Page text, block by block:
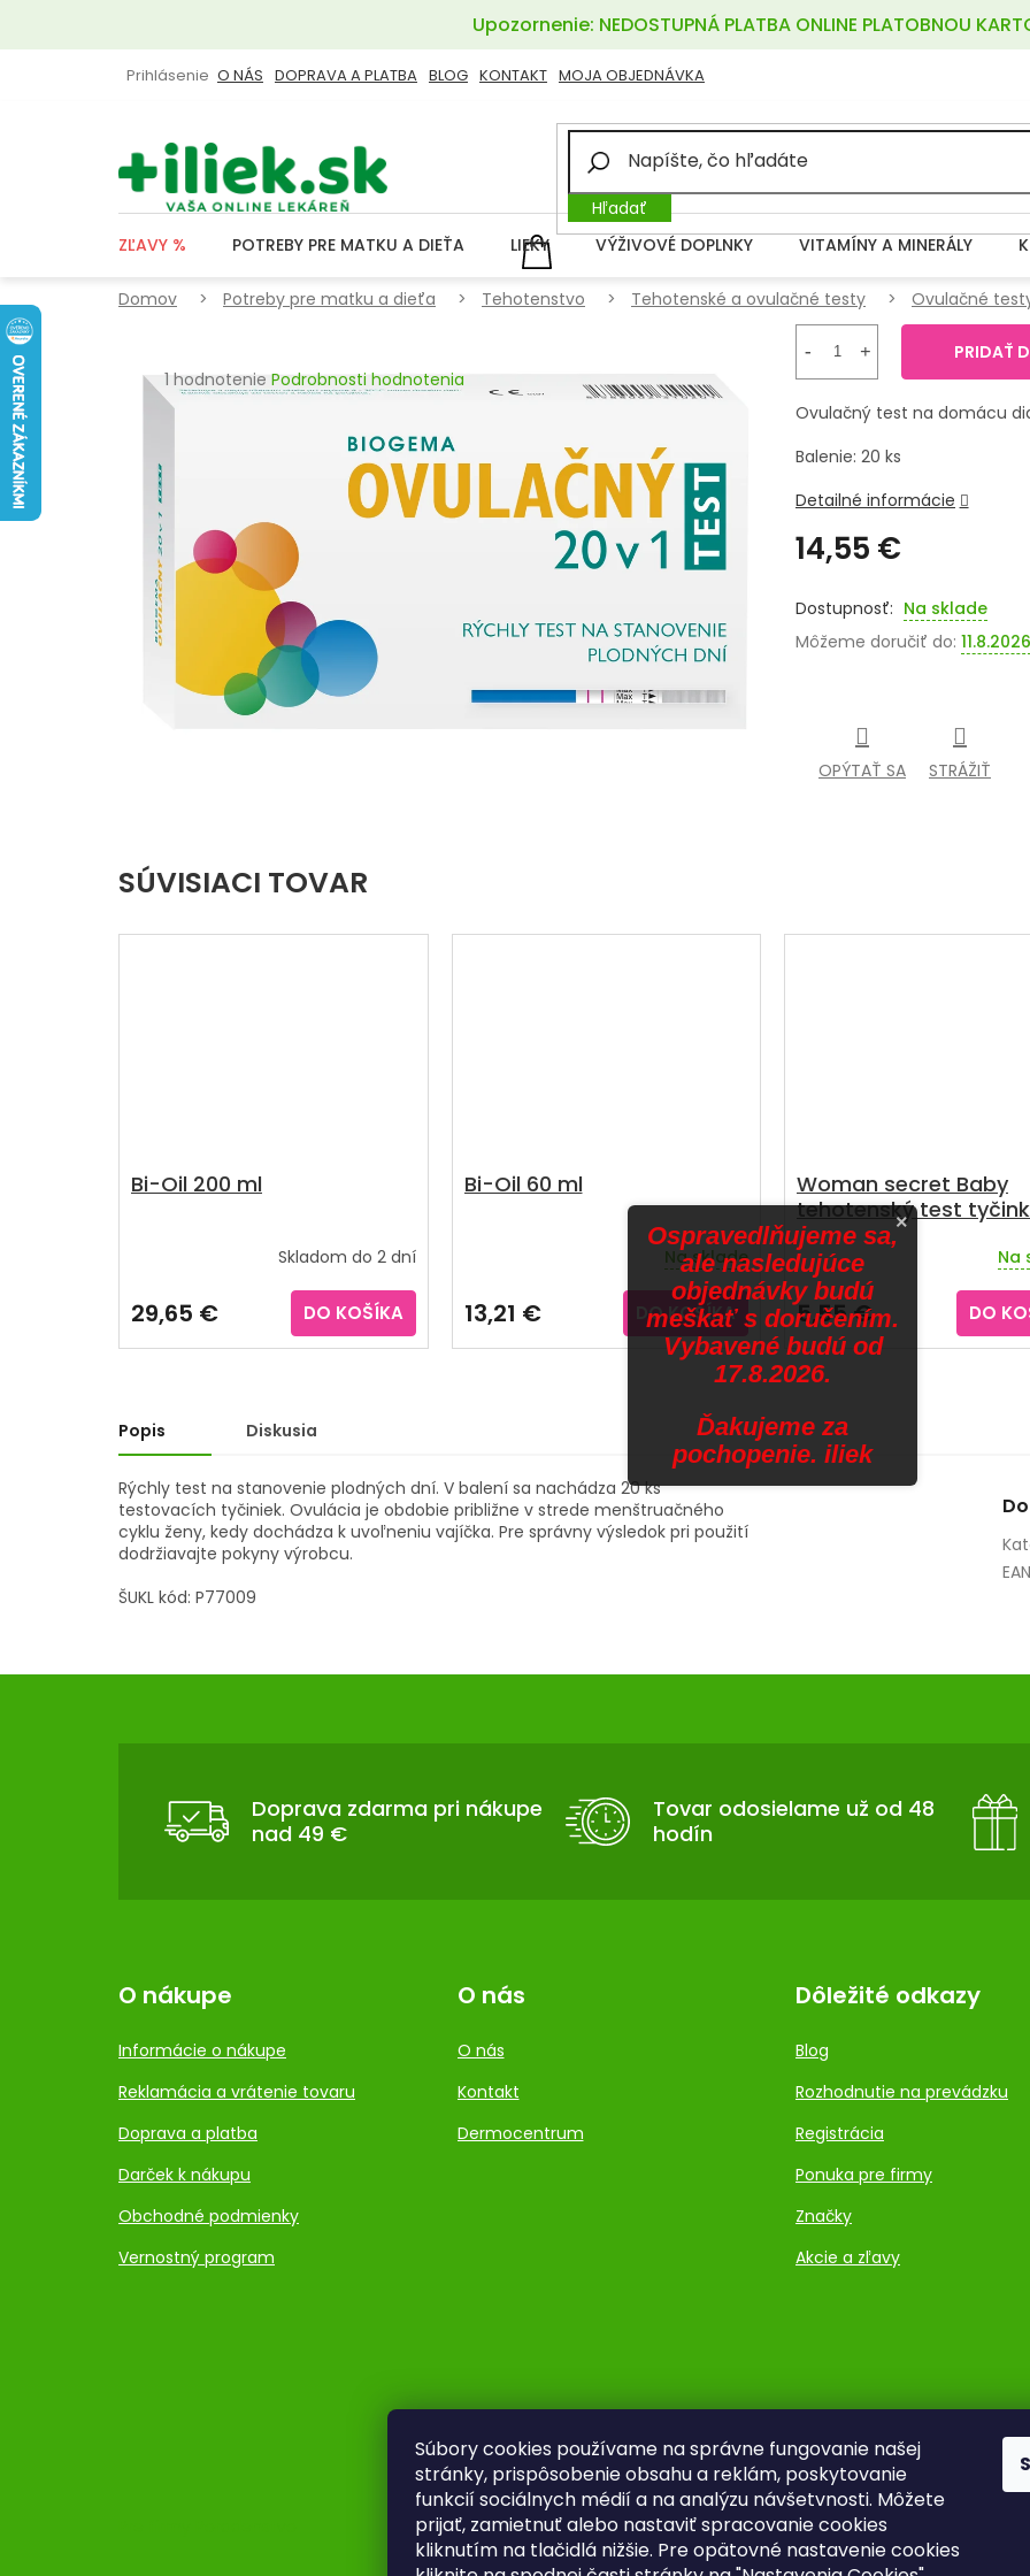
Súbory cookies používame na správne fungovanie našej
stránky, prispôsobenie obsahu a reklám, poskytovanie
funkcií sociálnych médií a na analýzu návšetvnosti. Môžete
prijať, zamietnuť alebo nastaviť spracovanie cookies
kliknutím na tlačidlá nižšie. Pre opätovné nastavenie cookies
obsah
Upozornenie: NEDOSTUPNÁ PLATBA ONLINE PLATOBNOU
O NÁS DOPRAVA A PLATBA BLOG KONTAKT MOJA OBJEDNÁVKA
Prihlásenie
Hľadať
NÁKUPNÝ
KOŠÍK
ZĽAVY % POTREBY PRE MATKU A DIEŤA LIEKY VÝŽIVOVÉ DOPLNKY VITAMÍNY A MINERÁLY
Domov Potreby pre matku a dieťa Tehotenstvo Tehotenské a ovulačné testy Ovulačné
Priemerné
hodnotenie
hviezdičiek.
1 hodnotenie Podrobnosti hodnotenia
14,55 €
cena:
Na sklade
Môžeme doručiť do: 11.8.2026
PRIDAŤ
Ovulačný test na domácu
Balenie: 20 ks
Detailné informácie
OPÝTAŤ SA STRÁŽIŤ
SÚVISIACI TOVAR
Bi-Oil 200 ml
Skladom do 2 dní
29,65 € DO KOŠÍKA
Bi-Oil 60 ml
Na sklade
13,21 € DO KOŠÍKA
Woman secret Baby
tehotenský test
2 ks
Na
5,55 € DO
Popis Diskusia
Rýchly test na stanovenie plodných dní. V balení sa nachádza 20 ks
testovacích tyčiniek. Ovulácia je obdobie približne v strede menštruačného
cyklu ženy, kedy dochádza k uvoľneniu vajíčka. Pre správny výsledok pri použití
dodržiavajte pokyny výrobcu.
ŠUKL kód: P77009
EAN
Doprava zdarma pri nákupe
nad 49 €
Tovar odosielame už od 48
hodín
O nákupe
Informácie o nákupe
Reklamácia a vrátenie tovaru
Doprava a platba
Darček k nákupu
Obchodné podmienky
Vernostný program
O nás
O nás
Kontakt
Dermocentrum
Dôležité odkazy
Blog
Rozhodnutie na prevádzku
Registrácia
Ponuka pre firmy
Značky
Akcie a zľavy
×
Ospravedlňujeme sa,
ale nasledujúce
objednávky budú
meškať s doručením.
Vybavené budú od
17.8.2026.
Ďakujeme za
pochopenie. iliek